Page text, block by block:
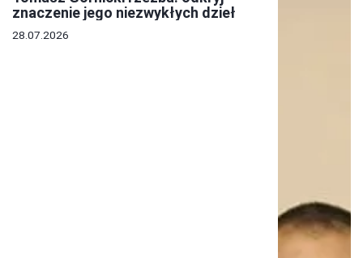
znaczenie jego niezwykłych dzieł
28.07.2026